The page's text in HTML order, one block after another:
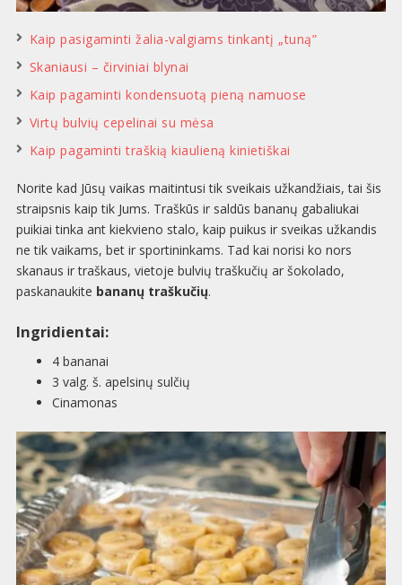
Kaip pasigaminti žalia-valgiams tinkantį „tuną”
Skaniausi – čirviniai blynai
Kaip pagaminti kondensuotą pieną namuose
Virtų bulvių cepelinai su mėsa
Kaip pagaminti traškią kiaulieną kinietiškai
Norite kad Jūsų vaikas maitintusi tik sveikais užkandžiais, tai šis
straipsnis kaip tik Jums. Traškūs ir saldūs bananų gabaliukai
puikiai tinka ant kiekvieno stalo, kaip puikus ir sveikas užkandis
ne tik vaikams, bet ir sportininkams. Tad kai norisi ko nors
skanaus ir traškaus, vietoje bulvių traškučių ar šokolado,
paskanaukite bananų traškučių.
Ingridientai:
4 bananai
3 valg. š. apelsinų sulčių
Cinamonas